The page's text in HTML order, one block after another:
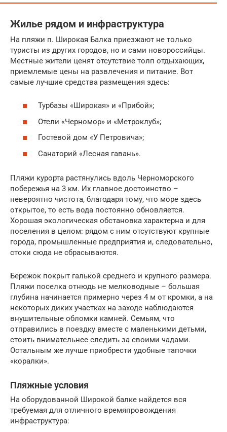
Жилье рядом и инфраструктура
На пляжи п. Широкая Балка приезжают не только
туристы из других городов, но и сами новороссийцы.
Местные жители ценят отсутствие толп отдыхающих,
приемлемые цены на развлечения и питание. Вот
самые лучшие средства размещения здесь:
Турбазы «Широкая» и «Прибой»;
Отели «Черномор» и «Метроклуб»;
Гостевой дом «У Петровича»;
Санаторий «Лесная гавань».
Пляжи курорта растянулись вдоль Черноморского
побережья на 3 км. Их главное достоинство –
невероятно чистота, благодаря тому, что море здесь
открытое, то есть вода постоянно обновляется.
Хорошая экологическая обстановка характерна и для
поселения в целом: рядом с ним отсутствуют крупные
города, промышленные предприятия и, следовательно,
стоки сюда не сбрасываются.
Бережок покрыт галькой среднего и крупного размера.
Пляжи поселка отнюдь не мелководные – большая
глубина начинается примерно через 4 м от кромки, а на
некоторых диких участках на заходе наблюдаются
внушительные обломки камней. Семьям, что
отправились в поездку вместе с маленькими детьми,
стоить внимательнее следить за своими чадами.
Остальным же лучше приобрести удобные тапочки
«коралки».
Пляжные условия
На оборудованной Широкой балке найдется вся
требуемая для отличного времяпровождения
инфраструктура: